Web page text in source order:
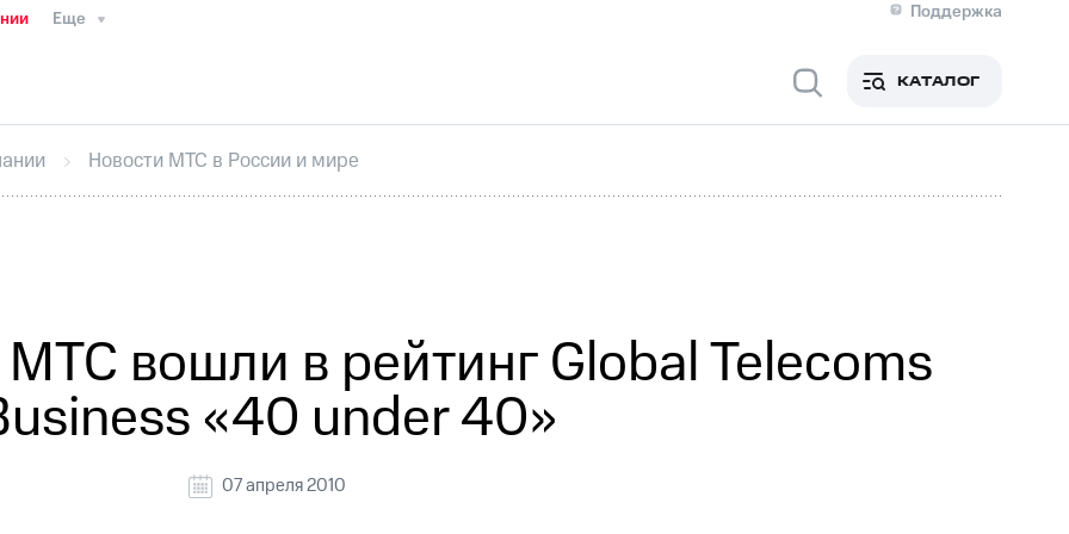
Еще
Поддержка
Медиа-центр
ИнтервьюФинансовая отчетностьКонтактыПригласить спикера
секретарьРаскрытие информации
кабинет акционераАкционерный капиталКонтроль и аудитРынок акций
КАТАЛОГ
Новости МТС в России и мире
вошли в рейтинг Global Telecoms
«40 under 40»
07 апреля 2010